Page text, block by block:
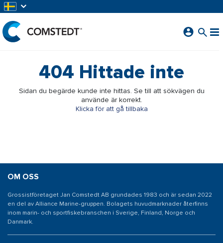
404 Hittade inte
Sidan du begärde kunde inte hittas. Se till att sökvägen du
använde är korrekt.
Klicka för att gå tillbaka
OM OSS
Grossistföretaget Jan Comstedt AB grundades 1983 och är sedan 2022
en del av Alliance Marine-gruppen. Bolagets huvudmarknader återfinns
inom marin- och sportfiskebranschen i Sverige, Finland, Norge och
Danmark.